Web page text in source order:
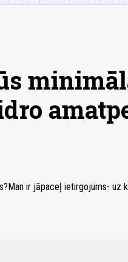
ir jāpaceļ ietirgojums- uz